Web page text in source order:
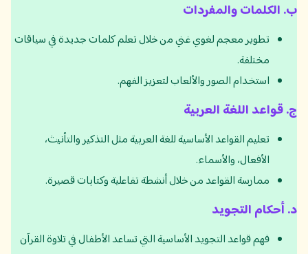
ب. الكلمات والمفردات
تطوير معجم لغوي غني من خلال تعلم كلمات جديدة في سياقات
مختلفة.
استخدام الصور والألعاب لتعزيز الفهم.
ج.قواعد اللغة العربية
تعليم القواعد الأساسية للغة العربية مثل التذكير والتأنيث،
الأفعال، والأسماء.
ممارسة القواعد من خلال أنشطة تفاعلية وكتابات قصيرة.
د.أحكام التجويد
فهم قواعد التجويد الأساسية التي تساعد الأطفال في تلاوة القرآن